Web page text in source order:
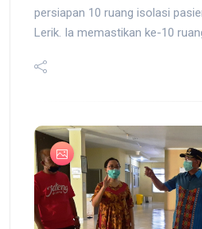
persiapan 10 ruang isolasi
Lerik. Ia memastikan ke-10